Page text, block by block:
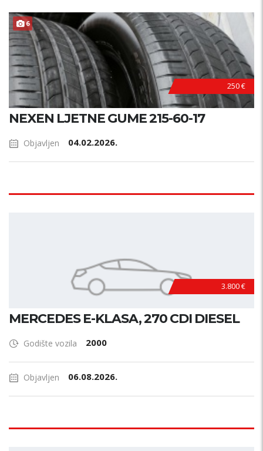
6
250 €
NEXEN LJETNE GUME 215-60-17
Objavljen 04.02.2026.
3.800 €
MERCEDES E-KLASA, 270 CDI DIESEL
Godište vozila 2000
Objavljen 06.08.2026.